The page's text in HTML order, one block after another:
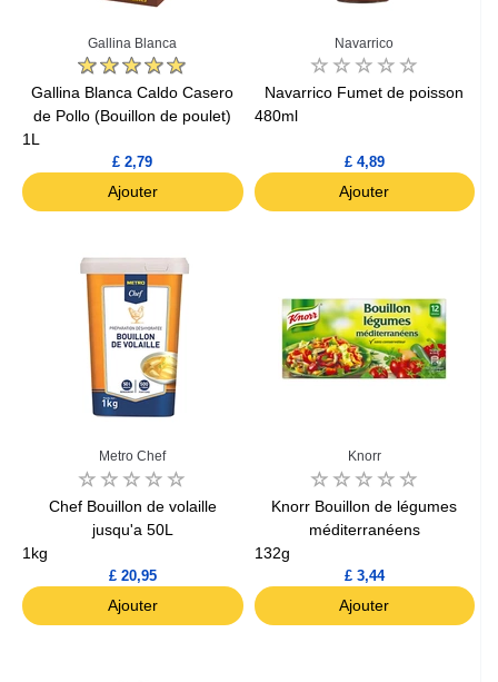
Gallina Blanca
Gallina Blanca Caldo Casero
de Pollo (Bouillon de poulet)
1L
£ 2,79
Ajouter
Navarrico
Navarrico Fumet de poisson
480ml
£ 4,89
Ajouter
Metro Chef
Chef Bouillon de volaille
jusqu'a 50L
1kg
£ 20,95
Ajouter
Knorr
Knorr Bouillon de légumes
méditerranéens
132g
£ 3,44
Ajouter